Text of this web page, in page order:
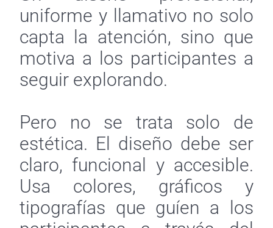
uniforme y llamativo no solo
capta la atención, sino que
motiva a los participantes a
seguir explorando.
Pero no se trata solo de
estética. El diseño debe ser
claro, funcional y accesible.
Usa colores, gráficos y
tipografías que guíen a los